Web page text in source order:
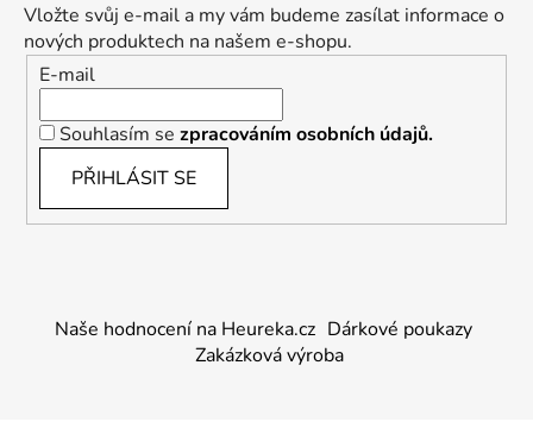
Vložte svůj e-mail a my vám budeme zasílat informace o
nových produktech na našem e-shopu.
E-mail
Souhlasím se zpracováním osobních údajů.
PŘIHLÁSIT SE
Naše hodnocení na Heureka.cz Dárkové poukazy
Zakázková výroba